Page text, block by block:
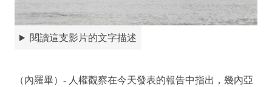
閱讀這支影片的文字描述
（內羅畢）- 人權觀察在今天發表的報告中指出，幾內亞